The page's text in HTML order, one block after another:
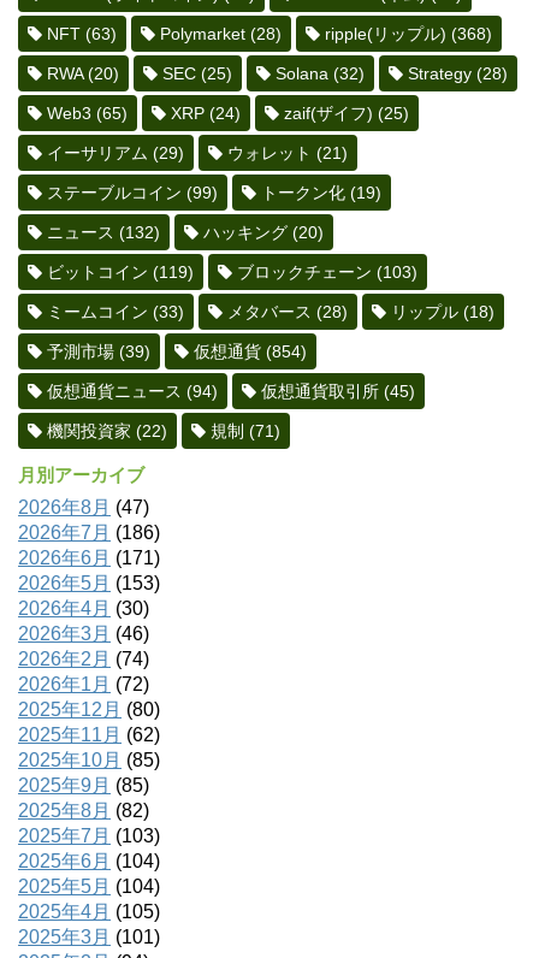
NFT (63) Polymarket (28) ripple(リップル) (368)
RWA(20) SEC (25) Solana (32) Strategy (28)
Web3 (65) XRP (24) zaif(ザイフ) (25)
イーサリアム (29) ウォレット (21)
ステーブルコイン (99) トークン化 (19)
ニュース (132) ハッキング (20)
ビットコイン (119) ブロックチェーン (103)
ミームコイン (33) メタバース (28) リップル (18)
予測市場 (39) 仮想通貨 (854)
仮想通貨ニュース (94) 仮想通貨取引所 (45)
機関投資家 (22) 規制 (71)
月別アーカイブ
2026年8月 (47)
2026年7月 (186)
2026年6月 (171)
2026年5月 (153)
2026年4月 (30)
2026年3月 (46)
2026年2月 (74)
2026年1月 (72)
2025年12月 (80)
2025年11月 (62)
2025年10月 (85)
2025年9月 (85)
2025年8月 (82)
2025年7月 (103)
2025年6月 (104)
2025年5月 (104)
2025年4月 (105)
2025年3月 (101)